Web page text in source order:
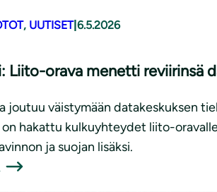
, UUTISET| 6.5.2026
Liito-orava menetti reviirinsä
joutuu väistymään datakeskuksen
on hakattu kulkuyhteydet liito-
ja suojan lisäksi.